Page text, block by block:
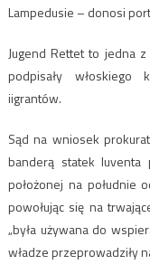
Lampedusie – donosi
Jugend Rettet to jedna
podpisały włoskiego
iigrantów.
Sąd na wniosek
banderą statek Iuventa
położonej na południe
powołując się na
„była używana do
władze przeprowadziły